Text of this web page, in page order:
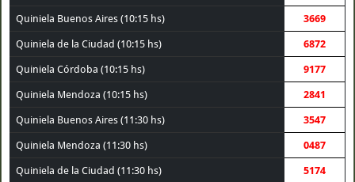
Quiniela Buenos Aires (10:15 hs) 3669
Quiniela de la Ciudad (10:15 hs) 6872
Quiniela Córdoba (10:15 hs) 9177
Quiniela Mendoza (10:15 hs) 2841
Quiniela Buenos Aires (11:30 hs) 3547
Quiniela Mendoza (11:30 hs) 0487
Quiniela de la Ciudad (11:30 hs) 5174